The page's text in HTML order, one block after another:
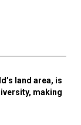
land area, is
making